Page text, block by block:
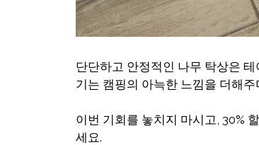
단단하고 안정적인 나무 탁상은
기는 캠핑의 아늑한 느낌을 더해
이번 기회를 놓치지 마시고, 30%
세요.